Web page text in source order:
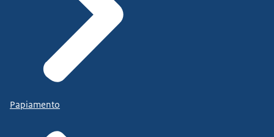
Papiamento